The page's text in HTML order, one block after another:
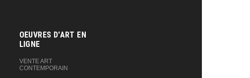
OEUVRES D'ART EN
LIGNE‎
VENTE ART
CONTEMPORAIN